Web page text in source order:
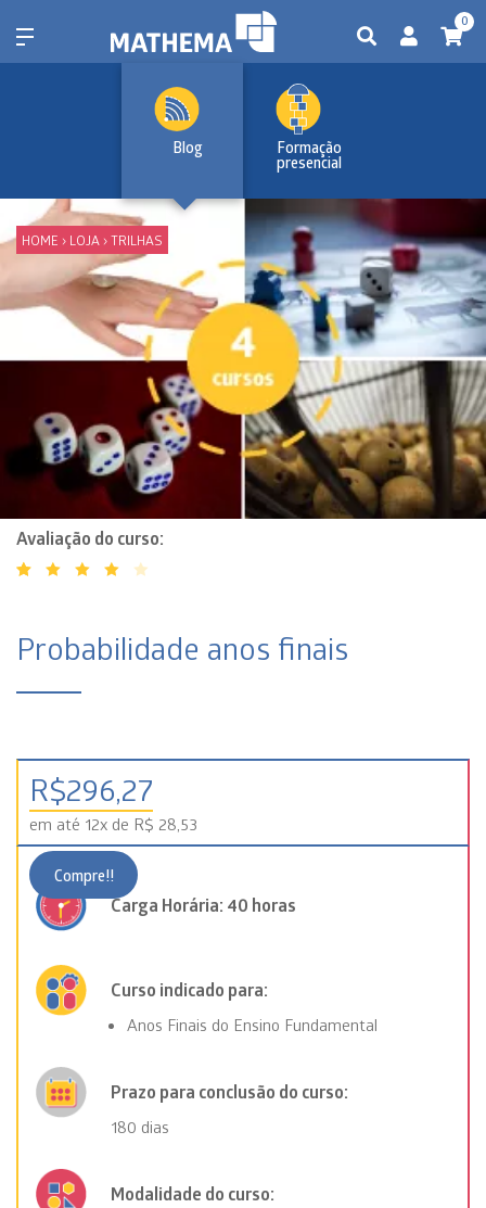
0
Blog Formação
presencial
HOME › LOJA ›TRILHAS
4.00
de 5,
de
cliente
Probabilidade anos finais
R$296,27
em até 12x de R$ 28,53
Compre!!
Carga Horária: 40 horas
Curso indicado para:
Anos Finais do Ensino Fundamental
Prazo para conclusão do curso:
180 dias
Modalidade do curso: